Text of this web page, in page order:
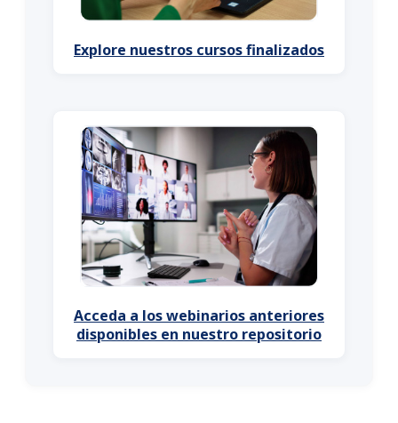
Explore nuestros cursos finalizados
Acceda a los webinarios anteriores
disponibles en nuestro repositorio